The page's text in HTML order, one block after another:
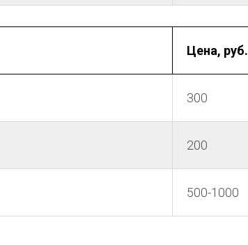
Цена, руб.
300
200
500-1000